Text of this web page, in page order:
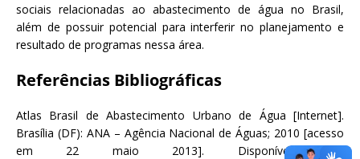
sociais relacionadas ao abastecimento de água no Brasil,
além de possuir potencial para interferir no planejamento e
resultado de programas nessa área.
Referências Bibliográficas
Atlas Brasil de Abastecimento Urbano de Água [Internet].
Brasília (DF): ANA – Agência Nacional de Águas; 2010 [acesso
em 22 maio 2013]. Disponível em: